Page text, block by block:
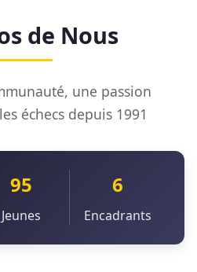
de Nous
une passion
échecs depuis 1991
95
Jeunes
6
Encadrants